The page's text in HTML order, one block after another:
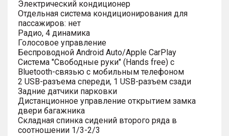
Электрический кондиционер
Отдельная система кондиционирования для
пассажиров: нет
Радио, 4 динамика
Голосовое управление
Беспроводной Android Auto/Apple CarPlay
Система "Свободные руки" (Hands free) с
Bluetooth-связью с мобильным телефоном
2 USB-разъема спереди, 1 USB-разъем сзади
Задние датчики парковки
Дистанционное управление открытием замка
двери багажника
Складная спинка сидений второго ряда в
соотношении 1/3-2/3